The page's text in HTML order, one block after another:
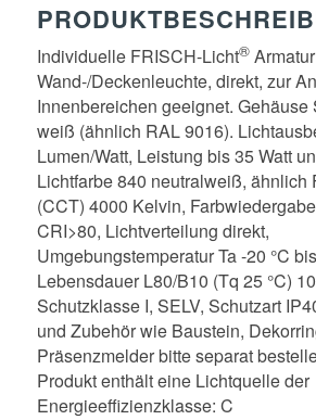
Individuelle FRISCH-Licht®
Wand-/Deckenleuchte, direkt, zur
Innenbereichen geeignet. Gehäuse
weiß (ähnlich RAL 9016).
Lumen/Watt, Leistung bis 35 Watt
Lichtfarbe 840 neutralweiß, ähnlich
(CCT) 4000 Kelvin,
CRI>80, Lichtverteilung direkt,
Umgebungstemperatur Ta -20 °C
Lebensdauer L80/B10 (Tq 25 °C)
Schutzklasse I, SELV, Schutzart
und Zubehör wie Baustein,
Präsenzmelder bitte separat
Produkt enthält eine Lichtquelle der
Energieeffizienzklasse: C